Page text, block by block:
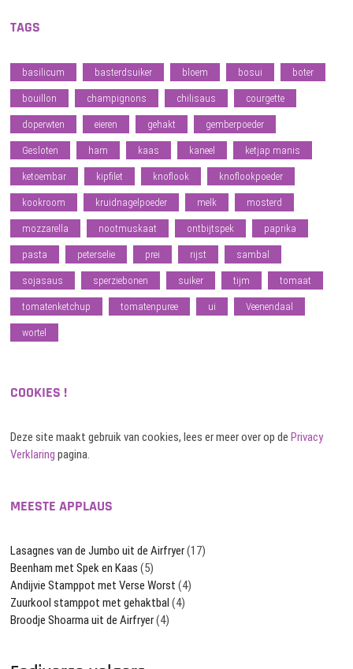
TAGS
basilicum basterdsuiker bloem bosui boter
bouillon champignons chilisaus courgette
doperwten eieren gehakt gemberpoeder
Gesloten ham kaas kaneel ketjap manis
ketoembar kipfilet knoflook knoflookpoeder
kookroom kruidnagelpoeder melk mosterd
mozzarella nootmuskaat ontbijtspek paprika
pasta peterselie prei rijst sambal
sojasaus sperziebonen suiker tijm tomaat
tomatenketchup tomatenpuree ui Veenendaal
wortel
COOKIES !
Deze site maakt gebruik van cookies, lees er meer over op dePrivacy
Verklaring pagina.
MEESTE APPLAUS
Lasagnes van de Jumbo uit de Airfryer(17)
Beenham met Spek en Kaas (5)
Andijvie Stamppot met Verse Worst (4)
Zuurkool stamppot met gehaktbal (4)
Broodje Shoarma uit de Airfryer(4)